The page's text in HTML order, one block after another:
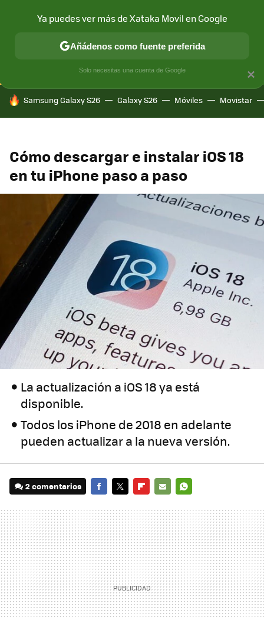
CONECTIVIDAD MÓVIL Y SOCIEDAD APLICACIONES
HOY SE HABLA DE
Samsung Galaxy S26 Galaxy S26 Móviles Movistar
Cómo descargar e instalar iOS 18
en tu iPhone paso a paso
La actualización a iOS 18 ya está
disponible.
Todos los iPhone de 2018 en adelante
pueden actualizar a la nueva versión.
2 comentarios
MAIL
×
Ya puedes ver más de Xataka Movil en Google
Añádenos como fuente preferida
Solo necesitas una cuenta de Google